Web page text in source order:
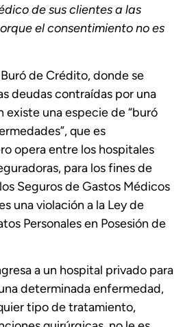
de sus clientes a las
el consentimiento no es
de Crédito, donde se
deudas contraídas por una
existe una especie de “buró
que es
opera entre los hospitales
para los fines de
Seguros de Gastos Médicos
una violación a la Ley de
Personales en Posesión de
a un hospital privado para
determinada enfermedad,
tipo de tratamiento,